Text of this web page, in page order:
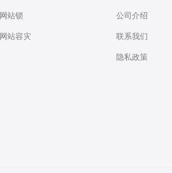
网站锁
网站容灾
公司介绍
联系我们
隐私政策